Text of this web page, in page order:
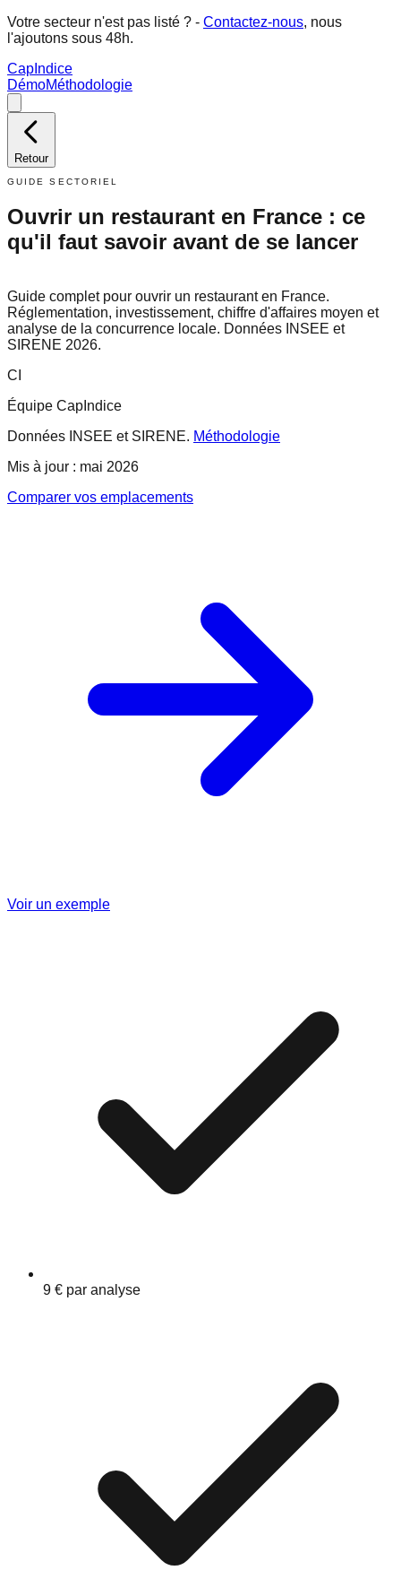
Votre secteur n'est pas listé ? - Contactez-nous, nous
l'ajoutons sous 48h.
Cap Indice
DémoMéthodologie
Retour
GUIDE SECTORIEL
Ouvrir un restaurant en France : ce
qu'il faut savoir avant de se lancer
Guide complet pour ouvrir un restaurant en France.
Réglementation, investissement, chiffre d'affaires moyen et
analyse de la concurrence locale. Données INSEE et
SIRENE 2026.
CI
Équipe CapIndice
Données INSEE et SIRENE. Méthodologie
Mis à jour : mai 2026
Comparer vos emplacements
Voir un exemple
9 € par analyse